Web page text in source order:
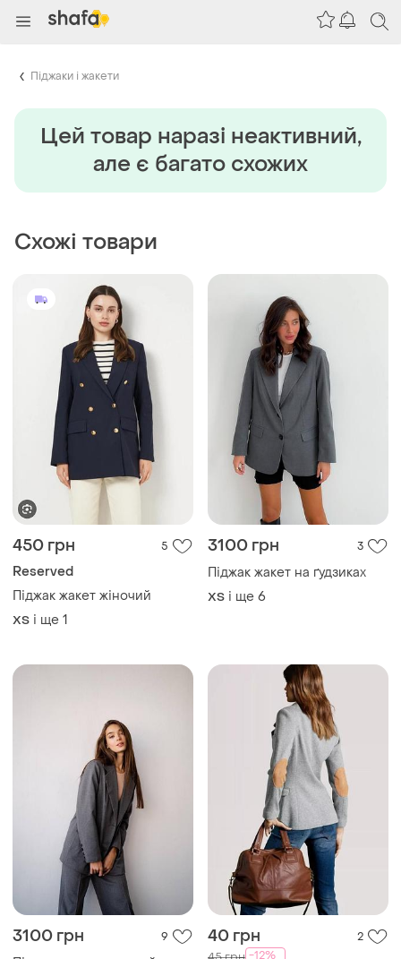
Піджаки і жакети
Цей товар наразi неактивний,
але є багато схожих
Схожі товари
450 грн 5
Reserved
Піджак жакет жіночий
ХS і ще 1
3100 грн 3
Піджак жакет на ґудзиках
ХS і ще 6
3100 грн 9 40 грн 2
-12%